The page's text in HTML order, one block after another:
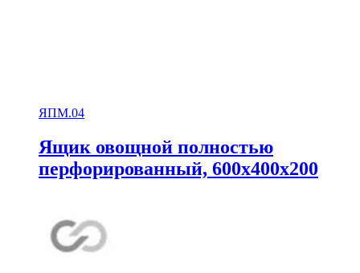
ЯПМ.04
Ящик овощной полностью
перфорированный, 600х400х200